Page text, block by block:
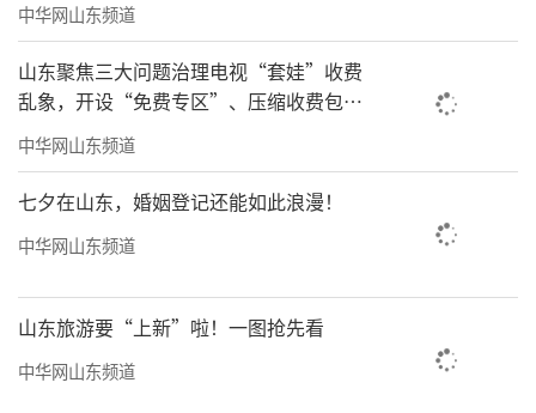
明、智慧电梯、智慧车库等全方位智能服务体
验。
中华网山东频道
山东聚焦三大问题治理电视“套娃”收费
乱象，开设“免费专区”、压缩收费包比
例70%以上
中华网山东频道
七夕在山东，婚姻登记还能如此浪漫！
中华网山东频道
山东旅游要“上新”啦！一图抢先看
中华网山东频道